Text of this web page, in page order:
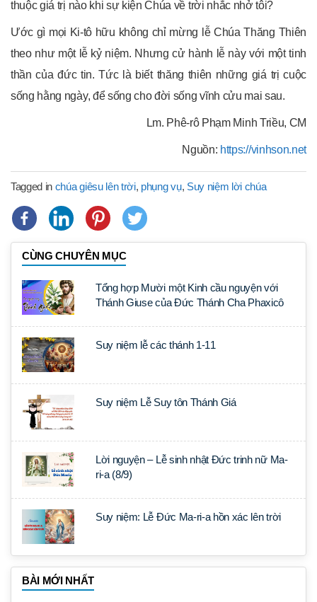
thuộc giá trị nào khi sự kiện Chúa về trời nhắc nhở tôi?
Ước gì mọi Ki-tô hữu không chỉ mừng lễ Chúa Thăng Thiên
theo như một lễ kỷ niệm. Nhưng cử hành lễ này với một tinh
thần của đức tin. Tức là biết thăng thiên những giá trị cuộc
sống hằng ngày, để sống cho đời sống vĩnh cửu mai sau.
Lm. Phê-rô Phạm Minh Triều, CM
Nguồn: https://vinhson.net
Tagged in chúa giêsu lên trời, phụng vụ, Suy niệm lời chúa
CÙNG CHUYÊN MỤC
Tổng hợp Mười một Kinh cầu nguyện với
Thánh Giuse của Đức Thánh Cha Phaxicô
Suy niệm lễ các thánh 1-11
Suy niệm Lễ Suy tôn Thánh Giá
Lời nguyện – Lễ sinh nhật Đức trinh nữ Ma-
ri-a (8/9)
Suy niệm: Lễ Đức Ma-ri-a hồn xác lên trời
BÀI MỚI NHẤT